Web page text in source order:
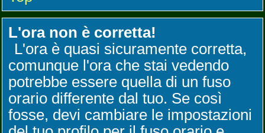
L'ora non è corretta!
L'ora è quasi sicuramente corretta,
comunque l'ora che stai vedendo
potrebbe essere quella di un fuso
orario differente dal tuo. Se così
fosse, devi cambiare le impostazioni